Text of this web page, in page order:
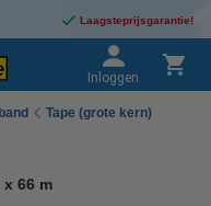
Laagsteprijsgarantie!
Inloggen
Tape (grote kern)
66 m